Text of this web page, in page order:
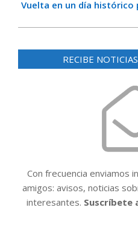
Vuelta en un día histórico
RECIBE
Con frecuencia enviamos
amigos: avisos, noticias
interesantes. Suscríbete